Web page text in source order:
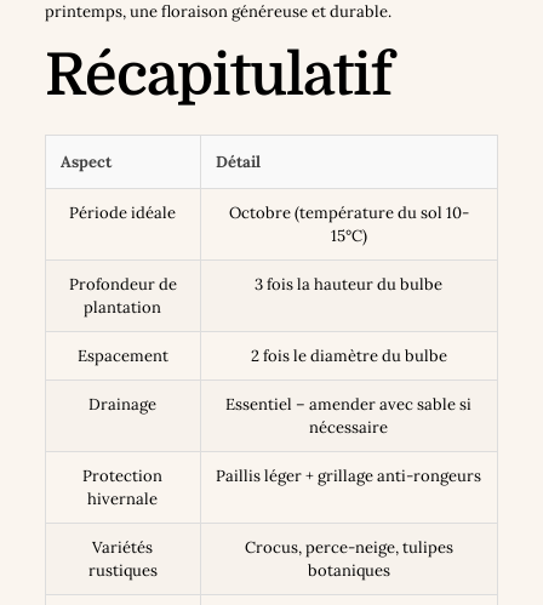
printemps, une floraison généreuse et durable.
Récapitulatif
Aspect Détail
Période idéale
Octobre (température du sol 10-
15°C)
Profondeur de
plantation
3 fois la hauteur du bulbe
Espacement 2 fois le diamètre du bulbe
Drainage
Essentiel – amender avec sable si
nécessaire
Protection
hivernale
Paillis léger + grillage anti-rongeurs
Variétés
rustiques
Crocus, perce-neige, tulipes
botaniques